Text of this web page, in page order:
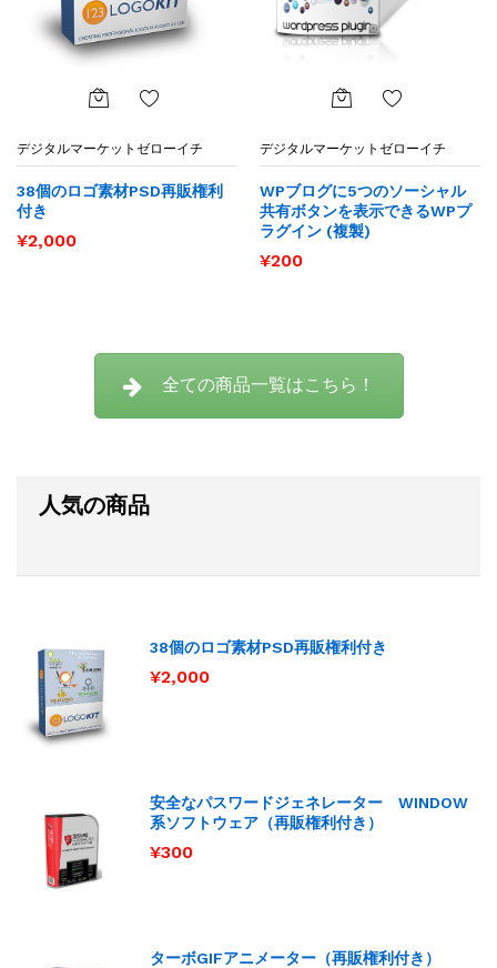
に入
追加
デジタルマーケットゼローイチ
38個のロゴ素材PSD再販権利
付き
¥2,000
に入
追加
デジタルマーケットゼローイチ
WPブログに5つのソーシャル
共有ボタンを表示できるWPプ
ラグイン (複製)
¥200
全ての商品一覧はこちら！
人気の商品
38個のロゴ素材PSD再販権利付き
¥2,000
安全なパスワードジェネレーター WINDOW
系ソフトウェア（再販権利付き）
¥300
ターボGIFアニメーター（再販権利付き）